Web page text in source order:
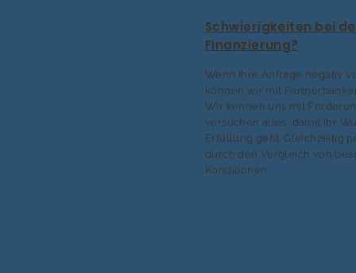
Schwierigkeiten bei
Finanzierung?
Wenn Ihre Anfrage negativ
können wir mit
Wir kennen uns mit
versuchen alles, damit Ihr
Erfüllung geht. Gleichzeitig
durch den Vergleich von
Konditionen.